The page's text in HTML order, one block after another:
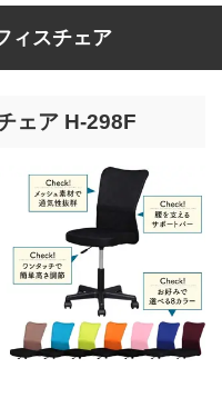
ィスチェア
ェア H-298F